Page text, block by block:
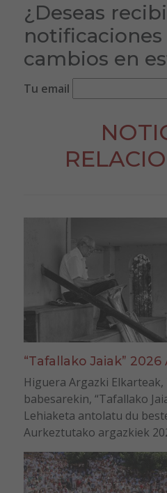
¿Deseas
notificaciones
cambios en
Tu email
“Tafallako Jaiak”
Higuera Argazki
babesarekin, “Tafallako
Lehiaketa antolatu du
Aurkeztutako argazkiek